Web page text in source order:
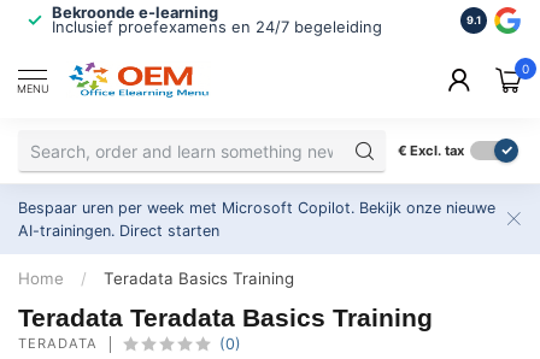
Bekroonde e-learning
Inclusief proefexamens en 24/7 begeleiding
ISO
2.500+
9.1
MENU
0
€ Excl. tax
Bespaar uren per week met Microsoft Copilot. Bekijk onze nieuwe
AI-trainingen. Direct starten
Home / Teradata Basics Training
Teradata Teradata Basics Training
TERADATA (0)